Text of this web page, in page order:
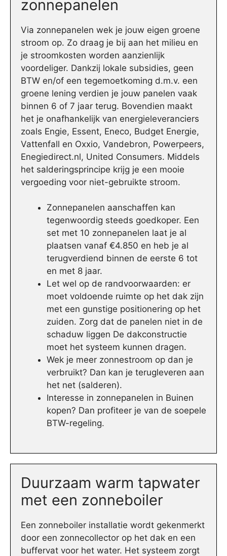
zonnepanelen
Via zonnepanelen wek je jouw eigen groene
stroom op. Zo draag je bij aan het milieu en
je stroomkosten worden aanzienlijk
voordeliger. Dankzij lokale subsidies, geen
BTW en/of een tegemoetkoming d.m.v. een
groene lening verdien je jouw panelen vaak
binnen 6 of 7 jaar terug. Bovendien maakt
het je onafhankelijk van energieleveranciers
zoals Engie, Essent, Eneco, Budget Energie,
Vattenfall en Oxxio, Vandebron, Powerpeers,
Enegiedirect.nl, United Consumers. Middels
het salderingsprincipe krijg je een mooie
vergoeding voor niet-gebruikte stroom.
Zonnepanelen aanschaffen kan
tegenwoordig steeds goedkoper. Een
set met 10 zonnepanelen laat je al
plaatsen vanaf €4.850 en heb je al
terugverdiend binnen de eerste 6 tot
en met 8 jaar.
Let wel op de randvoorwaarden: er
moet voldoende ruimte op het dak zijn
met een gunstige positionering op het
zuiden. Zorg dat de panelen niet in de
schaduw liggen De dakconstructie
moet het systeem kunnen dragen.
Wek je meer zonnestroom op dan je
verbruikt? Dan kan je terugleveren aan
het net (salderen).
Interesse in zonnepanelen in Buinen
kopen? Dan profiteer je van de soepele
BTW-regeling.
Duurzaam warm tapwater
met een zonneboiler
Een zonneboiler installatie wordt gekenmerkt
door een zonnecollector op het dak en een
buffervat voor het water. Het systeem zorgt